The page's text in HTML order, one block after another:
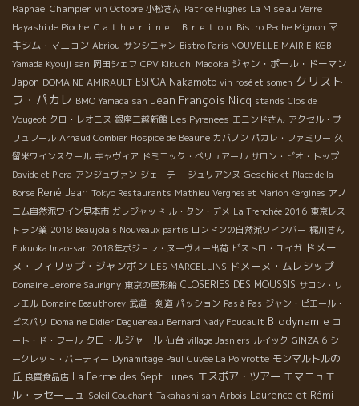
Raphael Champier vin Octobre 小松さん Patrice Hughes La Mise au Verre
Hayashi de Pioche Ｃａｔｈｅｒｉｎｅ Ｂｒｅｔｏｎ Bistro Peche Mignon マ
キシム・マニョン Abriou サンシニャン Bistro Paris NOUVELLE MAIRIE KGB
Yamada Kyouji san 岡田シェフ CPV Kikuchi Madoka ジャン・ポール・ドーマン
Japon DOMAINE AMIRAULT ESPOA Nakamoto vin rosé et somen クリスト
フ・パカレ BMO Yamada san Jean François Nicq stands Clos de
Vougeot クロ・レオニヌ 銀座三越新館 Les Pyrenees エニンドさん アクセル・プ
リュフール Arnaud Combier Hospice de Beaune カバノン パカレ・ファミリー 久
留米ワインスクール キャヴィア ドミニック・べリュアール サロン・ビオ・トップ
Davide et Piera アンジュヴァン ジェーテー ジュリアンヌ Geschickt Place de la
Borse René Jean Tokyo Restaurants Mathieu Vergnes et Marion Kergines アノ
ニム自然派ワイン見本市 ガレジャッド ル・タン・デメ La Trenchée 2016 東京レス
トラン業 2018 Beaujolais Nouveaux partis ロンドンの自然派ワインバー 梶川さん
Fukuoka Imao-san 2018年ボジョレ・ヌーヴォー出荷 ビストロ・ユイガ ドメー
ヌ・フィリップ・ジャンボン LES MARCELLINS ドメーヌ・ムレシップ
Domaine Jerome Saurigny 東京の屋形船 CLOSERIES DES MOUSSIS サロン・リ
レエル Domaine Beauthorey 武道・剣道 パッション Pas à Pas ジャン・ピエール・
ビスパリ Domaine Didier Dagueneau Bernard Nady Foucault Biodynamie コ
ート・ド・フール クロ・ルジャール 仙台 village Jasniers ルイック GINZA 6 シ
ークレット・パーティー Dynamitage Paul Cuvée La Poivrotte モンマルトルの
丘 良質食品店 La Ferme des Sept Lunes エスポア・ツアー エマニュエ
ル・ラセーニュ Soleil Couchant Takahashi san Arbois Laurence et Rémi